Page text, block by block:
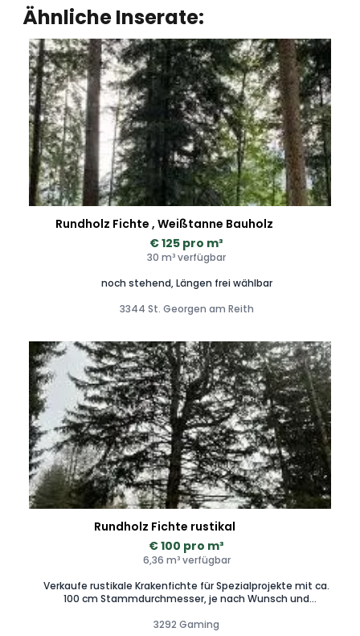
Ähnliche Inserate:
Rundholz Fichte , Weißtanne Bauholz
€ 125 pro m³
30 m³ verfügbar
noch stehend, Längen frei wählbar
3344 St. Georgen am Reith
Rundholz Fichte rustikal
€ 100 pro m³
6,36 m³ verfügbar
Verkaufe rustikale Krakenfichte für Spezialprojekte mit ca.
100 cm Stammdurchmesser, je nach Wunsch und
3292 Gaming